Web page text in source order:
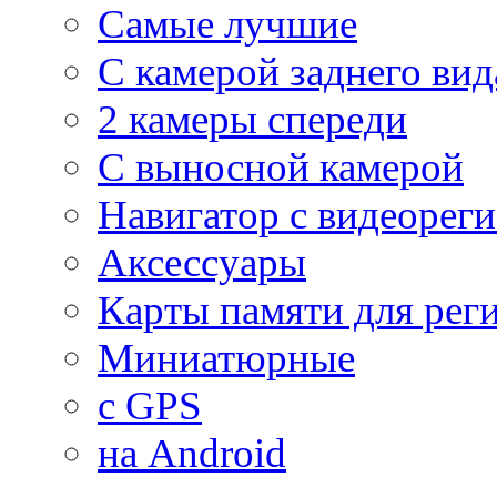
Самые лучшие
С камерой заднего
2 камеры спереди
С выносной камерой
Навигатор с
Аксессуары
Карты памяти для
Миниатюрные
с GPS
на Android